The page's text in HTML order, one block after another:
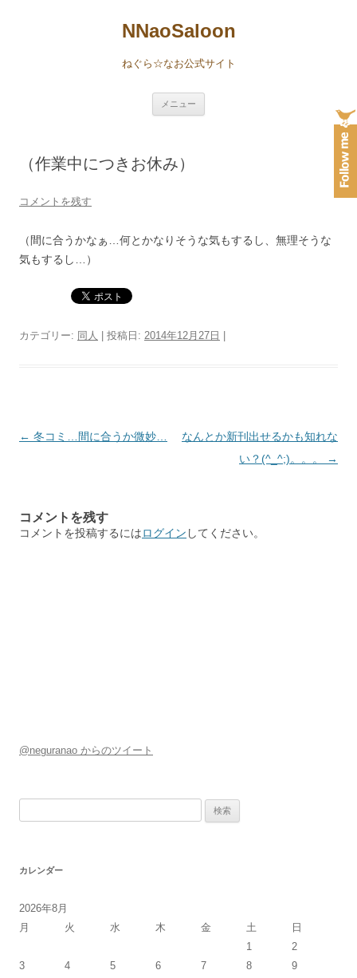
NNaoSaloon
ねぐら☆なお公式サイト
メニュー
（作業中につきお休み）
コメントを残す
（間に合うかなぁ…何とかなりそうな気もするし、無理そうな
気もするし…）
カテゴリー: 同人 | 投稿日: 2014年12月27日
投
ゲ
← 冬コミ…間に合うか微妙…
なんとか新刊出せるかも知れな
い？(^_^;)。。。
→
コメントを残す
コメントを投稿するにはログイン してください。
@neguranao からのツイート
カレンダー
2026年8月
月
火 水 木 金 土
日
1
2
3
4 5 6 7 8
9